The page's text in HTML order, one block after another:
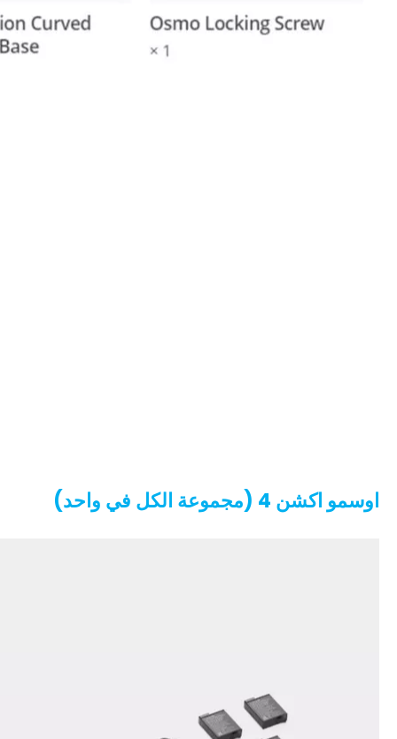
اوسمو اكشن 4 (مجموعة الكل في واحد)